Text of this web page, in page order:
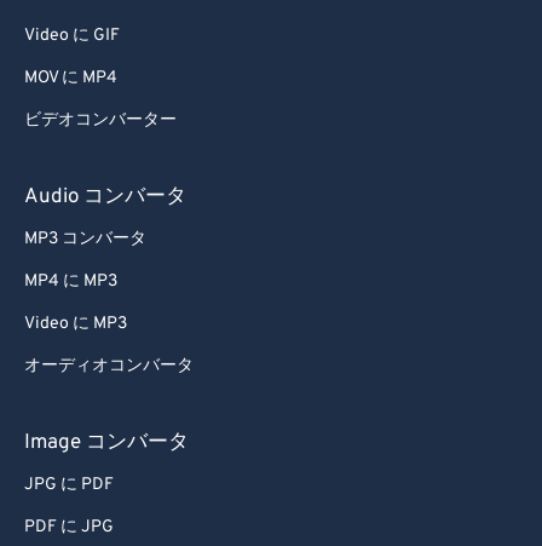
Video に GIF
MOV に MP4
ビデオコンバーター
Audio コンバータ
MP3 コンバータ
MP4 に MP3
Video に MP3
オーディオコンバータ
Image コンバータ
JPG に PDF
PDF に JPG